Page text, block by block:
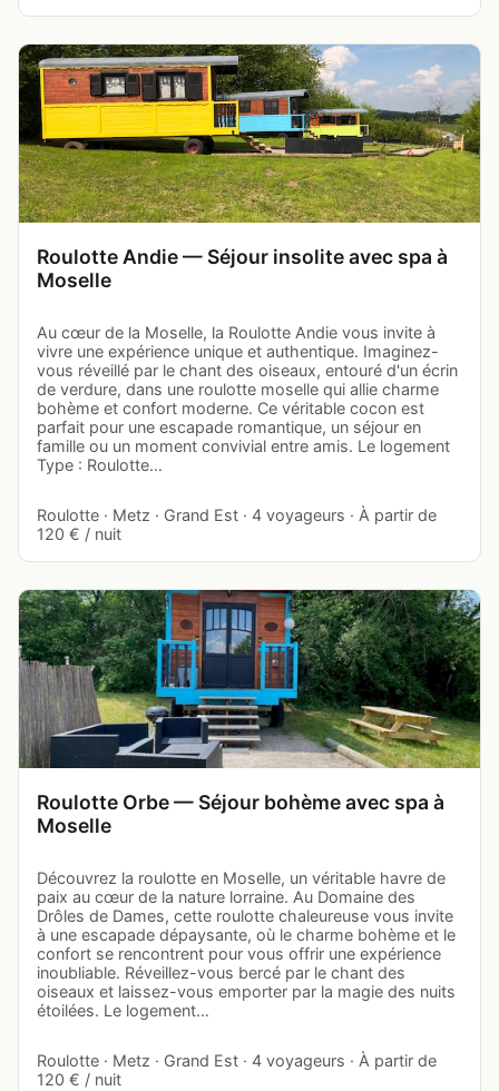
Roulotte Andie — Séjour insolite avec spa à
Moselle
Au cœur de la Moselle, la Roulotte Andie vous invite à
vivre une expérience unique et authentique. Imaginez-
vous réveillé par le chant des oiseaux, entouré d'un écrin
de verdure, dans une roulotte moselle qui allie charme
bohème et confort moderne. Ce véritable cocon est
parfait pour une escapade romantique, un séjour en
famille ou un moment convivial entre amis. Le logement
Type : Roulotte…
Roulotte · Metz · Grand Est · 4 voyageurs · À partir de
120 € / nuit
Roulotte Orbe — Séjour bohème avec spa à
Moselle
Découvrez la roulotte en Moselle, un véritable havre de
paix au cœur de la nature lorraine. Au Domaine des
Drôles de Dames, cette roulotte chaleureuse vous invite
à une escapade dépaysante, où le charme bohème et le
confort se rencontrent pour vous offrir une expérience
inoubliable. Réveillez-vous bercé par le chant des
oiseaux et laissez-vous emporter par la magie des nuits
étoilées. Le logement…
Roulotte · Metz · Grand Est · 4 voyageurs · À partir de
120 € / nuit